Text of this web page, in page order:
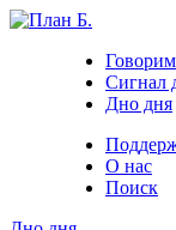
Сигнал
Дно дня
О нас
Поиск